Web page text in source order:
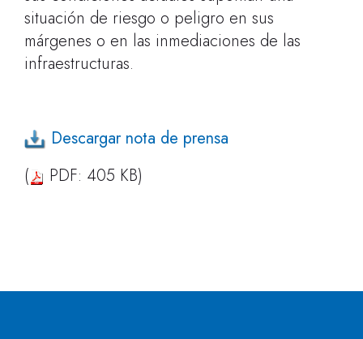
situación de riesgo o peligro en sus
márgenes o en las inmediaciones de las
infraestructuras.
Descargar nota de prensa
(
PDF: 405 KB)